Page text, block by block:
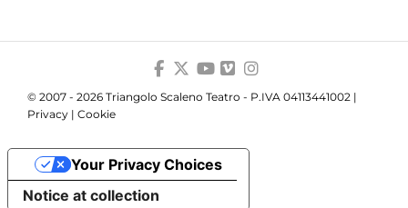
© 2007 - 2026 Triangolo Scaleno Teatro - P.IVA 04113441002 |
Privacy | Cookie
Notice at collection
Your Privacy Choices